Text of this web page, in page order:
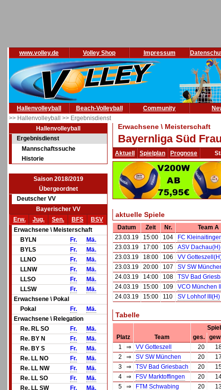
www.volley.de Volley Shop Impressum
Hallenvolleyball Beach-Volleyball Community
>> Hallenvolleyball >> Ergebnisdienst
Hallenvolleyball
Ergebnisdienst
Mannschaftssuche
Historie
Saison 2018/2019
Übergeordnet
Deutscher VV
Bayerischer VV
Erw.
Jug. Sen. BFS
BSV
Erwachsene \ Meisterschaft
BYLN
Fr.
Mä.
BYLS
Fr.
Mä.
LLNO
Fr.
Mä.
LLNW
Fr.
Mä.
LLSO
Fr.
Mä.
LLSW
Fr.
Mä.
Erwachsene \ Pokal
Pokal
Fr.
Mä.
Erwachsene \ Relegation
Re. RL SO
Fr.
Mä.
Re. BY N
Fr.
Mä.
Re. BY S
Fr.
Mä.
Re. LL NO
Fr.
Mä.
Re. LL NW
Fr.
Mä.
Re. LL SO
Fr.
Mä.
Re. LL SW
Fr.
Mä.
Erwachsene \ Meisterschaft
Bayernliga Süd
Aktuell Spielplan Prognose
aktuelle Spiele
Datum Zeit Nr.
Team A
23.03.19
15:00 104
FC
23.03.19
17:00 105
ASV Dachau(H)
23.03.19
18:00 106
VV
23.03.19
20:00 107
SV SW
24.03.19
14:00 108
TSV Bad
24.03.19
15:00 109
VCO München
24.03.19
15:00 110 SV Lohhof III(H)
Tabelle
Platz
Team ges.
1
⇒ VV Gotteszell 20
2
⇒ SV SW München 20
3
⇒ TSV Bad Griesbach 20
4
⇒ FSV Marktoffingen 20
5
⇒ FTM Schwabing 20